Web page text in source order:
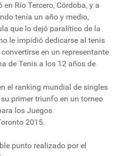
Río Tercero, Córdoba, y a
tenía un año y medio,
que lo dejó paralítico de la
le impidió dedicarse al tenis
en un representante
de Tenis a los 12 años de
el ranking mundial de singles
primer triunfo en un torneo
los Juegos
2015.
punto realizado por el